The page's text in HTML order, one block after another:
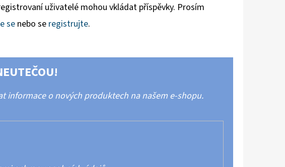
uživatelé mohou vkládat příspěvky. Prosím
se nebo se registrujte.
informace o nových produktech na našem e-shopu.